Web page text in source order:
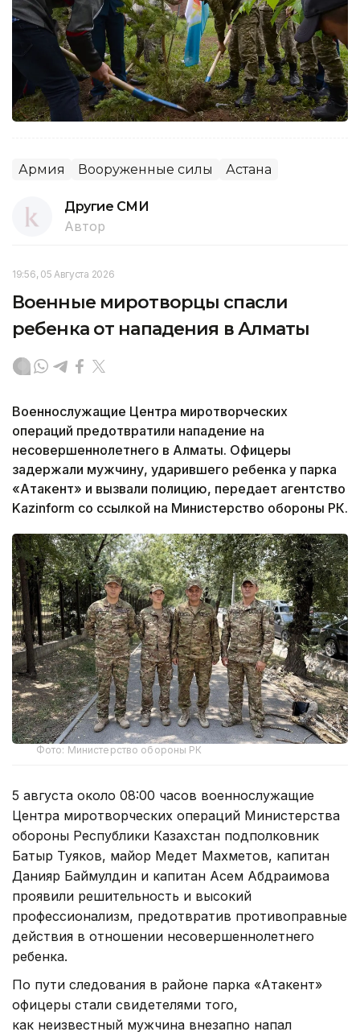
Армия Вооруженные силы Астана
Другие СМИ
Автор
19:56, 05 Августа 2026
Военные миротворцы спасли
ребенка от нападения в Алматы
Военнослужащие Центра миротворческих
операций предотвратили нападение на
несовершеннолетнего в Алматы. Офицеры
задержали мужчину, ударившего ребенка у парка
«Атакент» и вызвали полицию, передает агентство
Kazinform со ссылкой на Министерство обороны РК.
Фото: Министерство обороны РК
5 августа около 08:00 часов военнослужащие
Центра миротворческих операций Министерства
обороны Республики Казахстан подполковник
Батыр Туяков, майор Медет Махметов, капитан
Данияр Баймулдин и капитан Асем Абдраимова
проявили решительность и высокий
профессионализм, предотвратив противоправные
действия в отношении несовершеннолетнего
ребенка.
По пути следования в районе парка «Атакент»
офицеры стали свидетелями того,
как неизвестный мужчина внезапно напал